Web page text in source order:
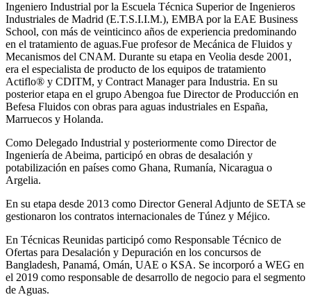
Ingeniero Industrial por la Escuela Técnica Superior de Ingenieros
Industriales de Madrid (E.T.S.I.I.M.), EMBA por la EAE Business
School, con más de veinticinco años de experiencia predominando
en el tratamiento de aguas.Fue profesor de Mecánica de Fluidos y
Mecanismos del CNAM. Durante su etapa en Veolia desde 2001,
era el especialista de producto de los equipos de tratamiento
Actiflo® y CDITM, y Contract Manager para Industria. En su
posterior etapa en el grupo Abengoa fue Director de Producción en
Befesa Fluidos con obras para aguas industriales en España,
Marruecos y Holanda.
Como Delegado Industrial y posteriormente como Director de
Ingeniería de Abeima, participó en obras de desalación y
potabilización en países como Ghana, Rumanía, Nicaragua o
Argelia.
En su etapa desde 2013 como Director General Adjunto de SETA se
gestionaron los contratos internacionales de Túnez y Méjico.
En Técnicas Reunidas participó como Responsable Técnico de
Ofertas para Desalación y Depuración en los concursos de
Bangladesh, Panamá, Omán, UAE o KSA. Se incorporó a WEG en
el 2019 como responsable de desarrollo de negocio para el segmento
de Aguas.